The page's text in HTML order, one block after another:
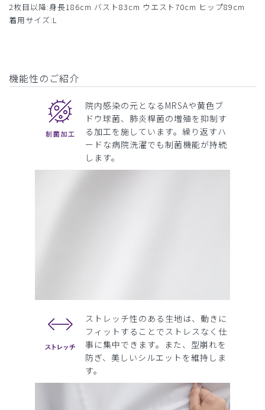
2枚目以降:身長186cm バスト83cm ウエスト70cm ヒップ89cm
着用サイズ:L
機能性のご紹介
院内感染の元となるMRSAや黄色ブ
ドウ球菌、肺炎桿菌の増殖を抑制す
る加工を施しています。繰り返すハ
ードな病院洗濯でも制菌機能が持続
します。
ストレッチ性のある生地は、動きに
フィットすることでストレスなく仕
事に集中できます。また、型崩れを
防ぎ、美しいシルエットを維持しま
す。